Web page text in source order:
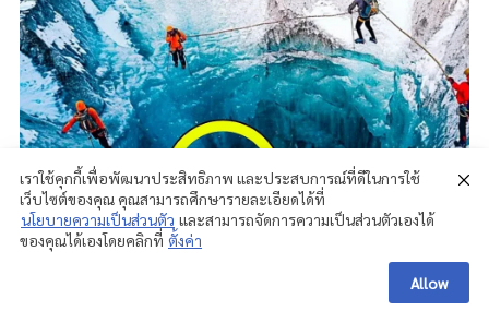
เราใช้คุกกี้เพื่อพัฒนาประสิทธิภาพ และประสบการณ์ที่ดีในการใช้
เว็บไซต์ของคุณ คุณสามารถศึกษารายละเอียดได้ที่
นโยบายความเป็นส่วนตัว และสามารถจัดการความเป็นส่วนตัวเองได้
ของคุณได้เองโดยคลิกที่ ตั้งค่า
Allow